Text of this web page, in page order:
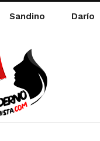
Sandino Darío